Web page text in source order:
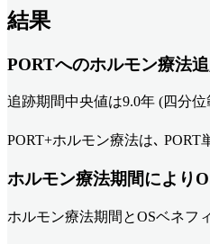
結果
PORTへのホルモン療法
追跡期間中央値は9.0年 (四分位
PORT+ホルモン療法は､ PORT
ホルモン療法期間により
ホルモン療法期間とOSベネフ